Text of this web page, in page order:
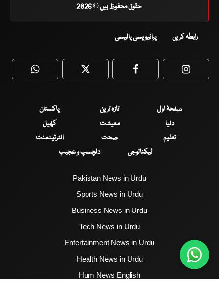
حقوق محفوظ ہیں © 2026
رابطہ کریں پرائیویسی پالیسی
WhatsApp Twitter Facebook
صفحۂ اول تازہ ترین
پاکستان
دنیا
معیشت
کھیل
تعلیم
صحت
انٹرٹینمنٹ
ٹیکنالوجی
دلچسپ و عجیب
Pakistan News in Urdu
Sports News in Urdu
Business News in Urdu
Tech News in Urdu
Entertainment News in Urdu
Health News in Urdu
Hum News English